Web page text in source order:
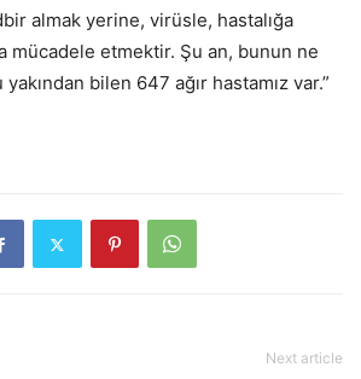
almak yerine, virüsle, hastalığa
mücadele etmektir. Şu an, bunun ne
bilen 647 ağır hastamız var.”
Next article